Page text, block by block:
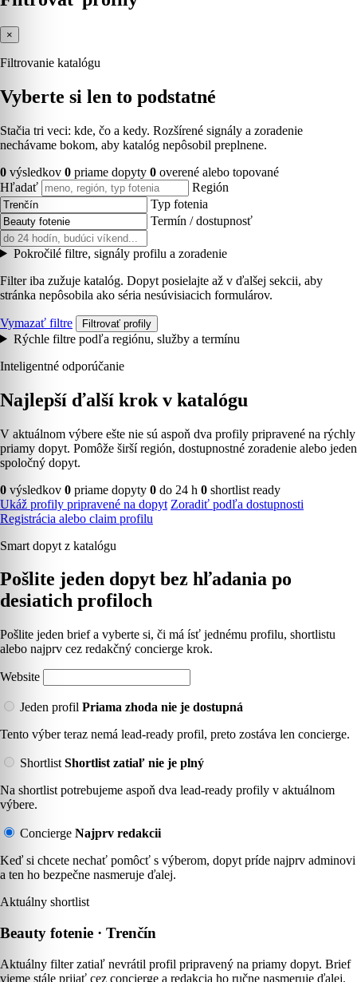
×
Filtrovanie katalógu
Vyberte si len to podstatné
Stačia tri veci: kde, čo a kedy. Rozšírené signály a zoradenie
nechávame bokom, aby katalóg nepôsobil preplnene.
0 výsledkov 0 priame dopyty 0 overené alebo topované
Hľadať
Región
Typ fotenia
Termín / dostupnosť
Pokročilé filtre, signály profilu a zoradenie
Filter iba zužuje katalóg. Dopyt posielajte až v ďalšej sekcii, aby
stránka nepôsobila ako séria nesúvisiacich formulárov.
Vymazať filtre Filtrovať profily
Rýchle filtre podľa regiónu, služby a termínu
Inteligentné odporúčanie
Najlepší ďalší krok v katalógu
V aktuálnom výbere ešte nie sú aspoň dva profily pripravené na rýchly
priamy dopyt. Pomôže širší región, dostupnostné zoradenie alebo jeden
spoločný dopyt.
0 výsledkov 0 priame dopyty 0 do 24 h 0 shortlist ready
Ukáž profily pripravené na dopyt Zoradiť podľa dostupnosti
Registrácia alebo claim profilu
Smart dopyt z katalógu
Pošlite jeden dopyt bez hľadania po
desiatich profiloch
Pošlite jeden brief a vyberte si, či má ísť jednému profilu, shortlistu
alebo najprv cez redakčný concierge krok.
Website
Jeden profil Priama zhoda nie je dostupná
Tento výber teraz nemá lead-ready profil, preto zostáva len concierge.
Shortlist Shortlist zatiaľ nie je plný
Na shortlist potrebujeme aspoň dva lead-ready profily v aktuálnom
výbere.
Concierge Najprv redakcii
Keď si chcete nechať pomôcť s výberom, dopyt príde najprv adminovi
a ten ho bezpečne nasmeruje ďalej.
Aktuálny shortlist
Beauty fotenie · Trenčín
Aktuálny filter zatiaľ nevrátil profil pripravený na priamy dopyt. Brief
vieme stále prijať cez concierge a redakcia ho ručne nasmeruje ďalej.